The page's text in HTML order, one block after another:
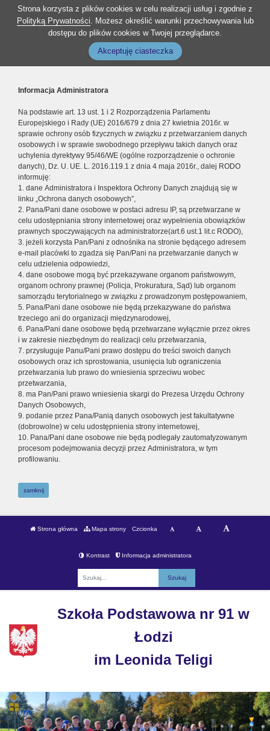
Strona korzysta z plików cookies w celu realizacji usług i zgodnie z
Polityką Prywatności. Możesz określić warunki przechowywania lub
dostępu do plików cookies w Twojej przeglądarce.
Akceptuję ciasteczka
Informacja Administratora
Na podstawie art. 13 ust. 1 i 2 Rozporządzenia Parlamentu
Europejskiego i Rady (UE) 2016/679 z dnia 27 kwietnia 2016r. w
sprawie ochrony osób fizycznych w związku z przetwarzaniem danych
osobowych i w sprawie swobodnego przepływu takich danych oraz
uchylenia dyrektywy 95/46/WE (ogólne rozporządzenie o ochronie
danych), Dz. U. UE. L. 2016.119.1 z dnia 4 maja 2016r., dalej RODO
informuję:
1. dane Administratora i Inspektora Ochrony Danych znajdują się w
linku „Ochrona danych osobowych”,
2. Pana/Pani dane osobowe w postaci adresu IP, są przetwarzane w
celu udostępniania strony internetowej oraz wypełnienia obowiązków
prawnych spoczywających na administratorze(art.6 ust.1 lit.c RODO),
3. jeżeli korzysta Pan/Pani z odnośnika na stronie będącego adresem
e-mail placówki to zgadza się Pan/Pani na przetwarzanie danych w
celu udzielenia odpowiedzi,
4. dane osobowe mogą być przekazywane organom państwowym,
organom ochrony prawnej (Policja, Prokuratura, Sąd) lub organom
samorządu terytorialnego w związku z prowadzonym postępowaniem,
5. Pana/Pani dane osobowe nie będą przekazywane do państwa
trzeciego ani do organizacji międzynarodowej,
6. Pana/Pani dane osobowe będą przetwarzane wyłącznie przez okres
i w zakresie niezbędnym do realizacji celu przetwarzania,
7. przysługuje Panu/Pani prawo dostępu do treści swoich danych
osobowych oraz ich sprostowania, usunięcia lub ograniczenia
przetwarzania lub prawo do wniesienia sprzeciwu wobec
przetwarzania,
8. ma Pan/Pani prawo wniesienia skargi do Prezesa Urzędu Ochrony
Danych Osobowych,
9. podanie przez Pana/Panią danych osobowych jest fakultatywne
(dobrowolne) w celu udostępnienia strony internetowej,
10. Pana/Pani dane osobowe nie będą podlegały zautomatyzowanym
procesom podejmowania decyzji przez Administratora, w tym
profilowaniu.
zamknij
Strona główna Mapa strony Czcionka
Kontrast Informacja administratora
Szkoła Podstawowa nr 91 w
Łodzi
im Leonida Teligi